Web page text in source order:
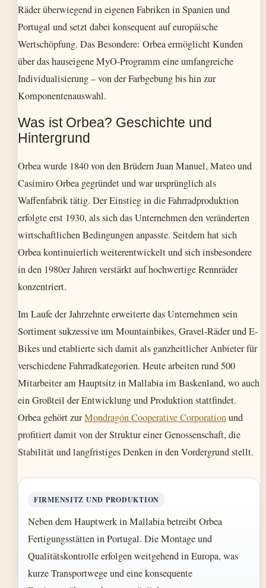
Räder überwiegend in eigenen Fabriken in Spanien und
Portugal und setzt dabei konsequent auf europäische
Wertschöpfung. Das Besondere: Orbea ermöglicht Kunden
über das hauseigene MyO-Programm eine umfangreiche
Individualisierung – von der Farbgebung bis hin zur
Komponentenauswahl.
Was ist Orbea? Geschichte und
Hintergrund
Orbea wurde 1840 von den Brüdern Juan Manuel, Mateo und
Casimiro Orbea gegründet und war ursprünglich als
Waffenfabrik tätig. Der Einstieg in die Fahrradproduktion
erfolgte erst 1930, als sich das Unternehmen den veränderten
wirtschaftlichen Bedingungen anpasste. Seitdem hat sich
Orbea kontinuierlich weiterentwickelt und sich insbesondere
in den 1980er Jahren verstärkt auf hochwertige Rennräder
konzentriert.
Im Laufe der Jahrzehnte erweiterte das Unternehmen sein
Sortiment sukzessive um Mountainbikes, Gravel-Räder und E-
Bikes und etablierte sich damit als ganzheitlicher Anbieter für
verschiedene Fahrradkategorien. Heute arbeiten rund 500
Mitarbeiter am Hauptsitz in Mallabia im Baskenland, wo auch
ein Großteil der Entwicklung und Produktion stattfindet.
Orbea gehört zurMondragón Cooperative Corporationund
profitiert damit von der Struktur einer Genossenschaft, die
Stabilität und langfristiges Denken in den Vordergrund stellt.
FIRMENSITZ UND PRODUKTION
Neben dem Hauptwerk in Mallabia betreibt Orbea
Fertigungsstätten in Portugal. Die Montage und
Qualitätskontrolle erfolgen weitgehend in Europa, was
kurze Transportwege und eine konsequente